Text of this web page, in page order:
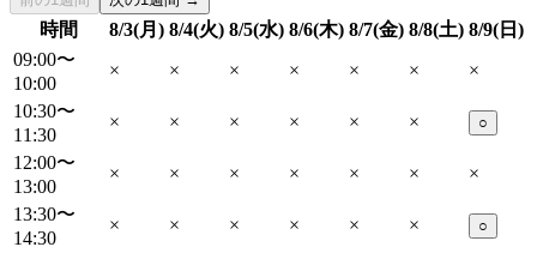
時間 8/3(月) 8/4(火) 8/5(水) 8/6(木) 8/7(金) 8/8(土) 8/9(日)
09:00〜
10:00
× × × × × ×
×
10:30〜
11:30
× × × × × × ○
12:00〜
13:00
× × × × × ×
×
13:30〜
14:30
× × × × × × ○